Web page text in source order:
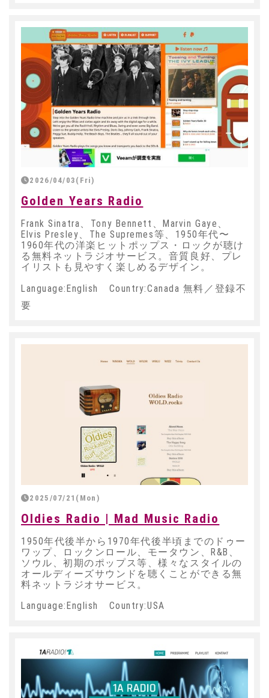
2026/04/03(Fri)
Golden Years Radio
Frank Sinatra、Tony Bennett、Marvin Gaye、
Elvis Presley、The Supremes等、1950年代〜
1960年代の洋楽ヒットポップス・ロックが聴け
る無料ネットラジオサービス。音質良好、プレ
イリストも見やすく楽しめるデザイン。
Language:English Country:Canada 無料／登録不
要
2025/07/21(Mon)
Oldies Radio | Mad Music Radio
1950年代後半から1970年代後半頃までのドゥー
ワップ、ロックンロール、モータウン、R&B、
ソウル、初期のポップス等、様々なスタイルの
オールディーズサウンドを聴くことができる無
料ネットラジオサービス。
Language:English Country:USA